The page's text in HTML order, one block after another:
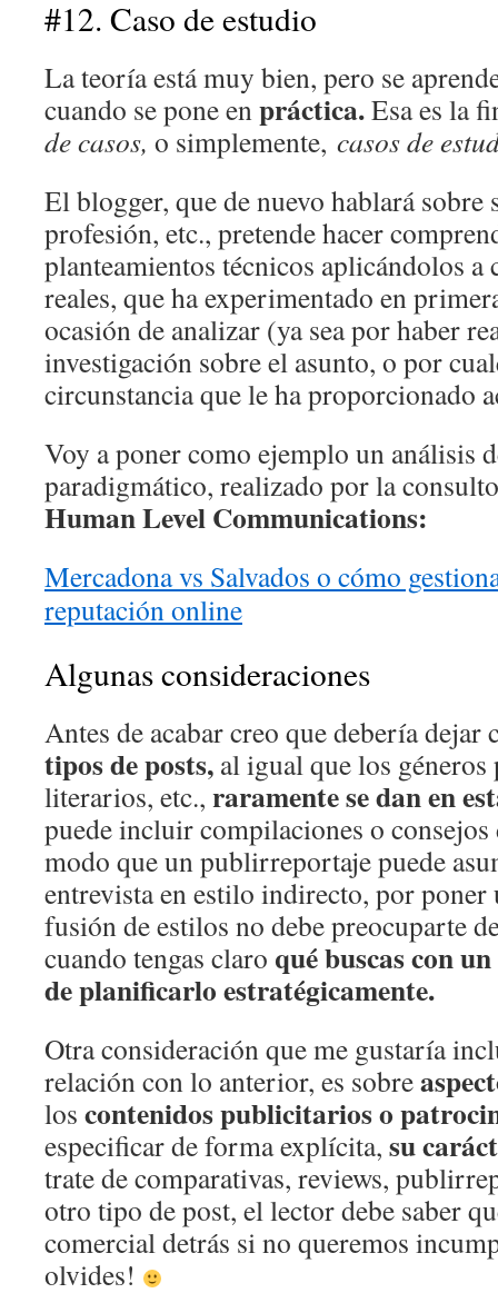
#12. Caso de estudio
La teoría está muy bien, pero se
cuando se pone enpráctica.Esa es la
de casos, o simplemente, casos de
El blogger, que de nuevo hablará sobre
profesión, etc., pretende hacer
planteamientos técnicos aplicándolos a
reales, que ha experimentado en
ocasión de analizar (ya sea por haber
investigación sobre el asunto, o por
circunstancia que le ha proporcionado
Voy a poner como ejemplo un análisis
paradigmático, realizado por la
Human Level Communications:
Mercadona vs Salvados o cómo
reputación online
Algunas consideraciones
Antes de acabar creo que debería dejar
tipos de posts, al igual que los
literarios, etc., raramente se dan en
puede incluir compilaciones o
modo que un publirreportaje puede
entrevista en estilo indirecto, por poner
fusión de estilos no debe preocuparte
cuando tengas claro qué buscas con
de planificarlo estratégicamente.
Otra consideración que me gustaría
relación con lo anterior, es sobre
los contenidos publicitarios o
especificar de forma explícita, su
trate de comparativas, reviews,
otro tipo de post, el lector debe saber
comercial detrás si no queremos
olvides!